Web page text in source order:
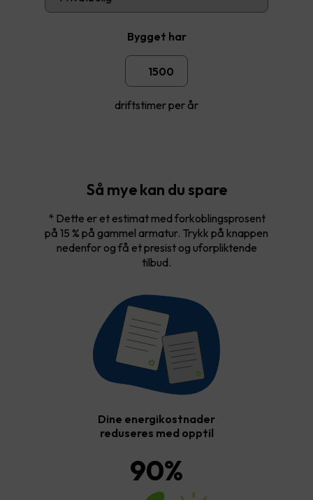
Bygget har
driftstimer per år
Så mye kan du spare
* Dette er et estimat med forkoblingsprosent
på 15 % på gammel armatur. Trykk på knappen
nedenfor og få et presist og uforpliktende
tilbud.
Dine energikostnader
reduseres med opptil
90%